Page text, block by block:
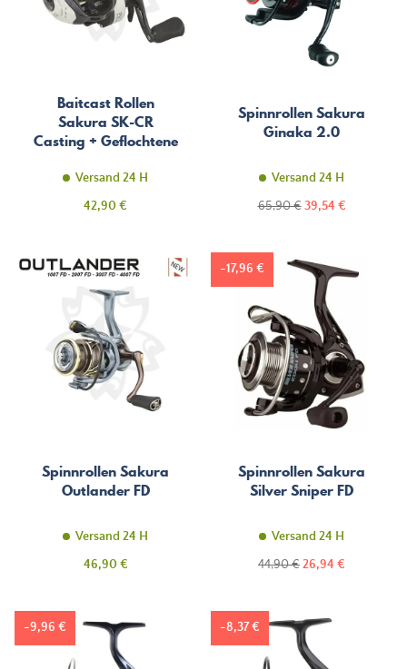
Baitcast Rollen
Sakura SK-CR
Casting + Geflochtene
Versand 24 H
Preis
42,90 €
Spinnrollen Sakura
Ginaka 2.0
Versand 24 H
Regulärer
65,90 € Preis
39,54 €
Spinnrollen Sakura
Outlander FD
Versand 24 H
Preis
46,90 €
Spinnrollen Sakura
Silver Sniper FD
Versand 24 H
Regulärer
44,90 € Preis
26,94 €
-17,96 €
-9,96 € -8,37 €